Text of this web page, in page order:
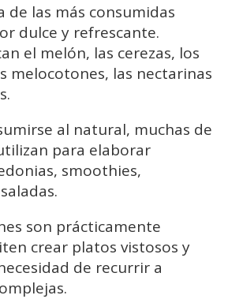
de las más consumidas
dulce y refrescante.
el melón, las cerezas, los
melocotones, las nectarinas
al natural, muchas de
para elaborar
smoothies,
son prácticamente
crear platos vistosos y
de recurrir a